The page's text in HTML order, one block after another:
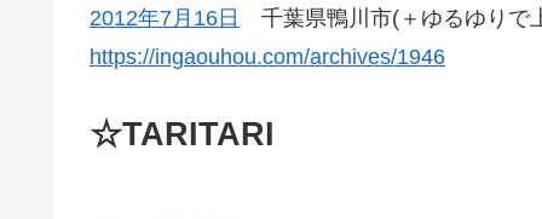
2012年7月16日
千葉県鴨川市(＋ゆるゆりで
https://ingaouhou.com/archives/1946
☆TARITARI